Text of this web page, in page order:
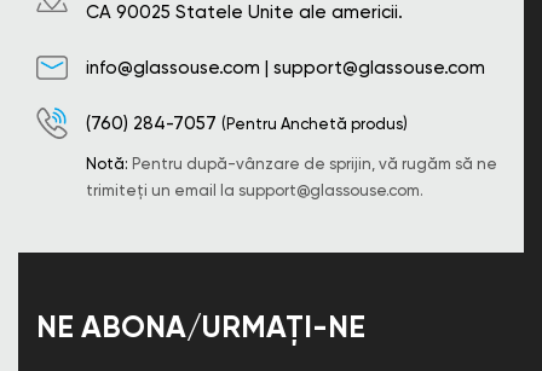
CA 90025 Statele Unite ale americii.
info@glassouse.com | support@glassouse.com
(760) 284-7057 (Pentru Anchetă produs)
Notă: Pentru după-vânzare de sprijin, vă rugăm să ne
trimiteți un email la support@glassouse.com.
NE ABONA/URMAȚI-NE